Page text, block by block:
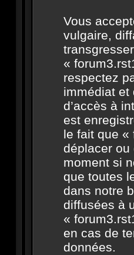
Vous
vulgaire,
«
respectez
immédiat et
d’accès à
est
le fait que «
déplacer ou
moment si
que toutes
dans notre
diffusées à
«
en cas de
données.